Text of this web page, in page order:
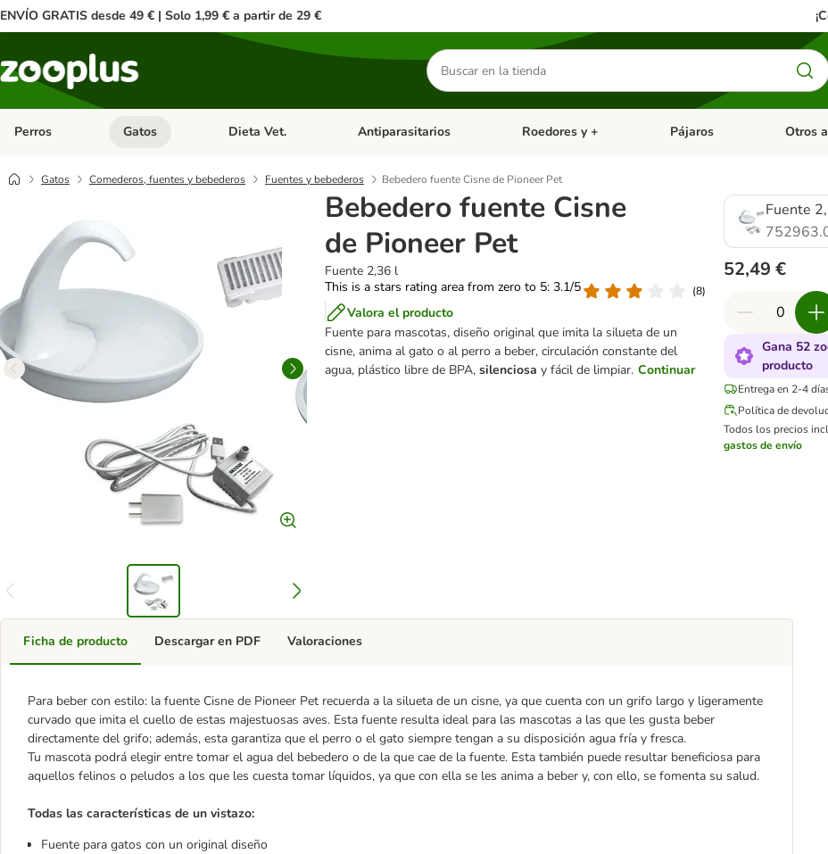
ENVÍO GRATIS desde 49 € | Solo 1,99 € a partir de 29 €
Buscar
productos
Perros Menú de categoria abierto: Perros
Gatos Menú de categoria abierto: Gatos
Dieta Vet. Menú de categoria abierto: Dieta Vet.
Antiparasitarios Menú de categoria abierto: Antiparasitarios
Roedores y + Menú de categoria abierto:
Pájaros Menú
Otros
Gatos Comederos, fuentes y bebederos Fuentes y bebederos Bebedero fuente Cisne de Pioneer Pet
Bebedero fuente Cisne
de Pioneer Pet
Fuente 2,36 l
This is a stars rating area from zero to 5: 3.1/5
(8)
Valora el producto
Fuente para mascotas, diseño original que imita la silueta de un
cisne, anima al gato o al perro a beber, circulación constante del
agua, plástico libre de BPA,silenciosa y fácil de limpiar. Continuar
Fuente
52,49 €
Gana 52
producto
Entrega en 2-4
Política de
Todos los precios
gastos de envío
Ficha de producto
Para beber con estilo: la fuente Cisne de Pioneer Pet recuerda a la silueta de un cisne, ya que cuenta con un grifo largo y ligeramente
curvado que imita el cuello de estas majestuosas aves. Esta fuente resulta ideal para las mascotas a las que les gusta beber
directamente del grifo; además, esta garantiza que el perro o el gato siempre tengan a su disposición agua fría y fresca.
Tu mascota podrá elegir entre tomar el agua del bebedero o de la que cae de la fuente. Esta también puede resultar beneficiosa para
aquellos felinos o peludos a los que les cuesta tomar líquidos, ya que con ella se les anima a beber y, con ello, se fomenta su salud.
Todas las características de un vistazo:
Fuente para gatos con un original diseño
Descargar en PDF Valoraciones